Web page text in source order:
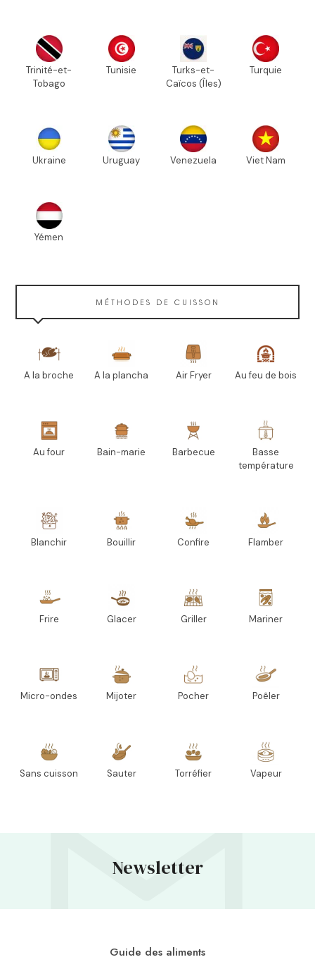
Trinité-et-
Tobago
Tunisie
Turks-et-
Caïcos (Îles)
Turquie
Ukraine Uruguay Venezuela Viet Nam
Yémen
MÉTHODES DE CUISSON
A la broche A la plancha Air Fryer Au feu de bois
Au four Bain-marie Barbecue
Basse
température
Blanchir Bouillir Confire Flamber
Frire Glacer Griller Mariner
Micro-ondes Mijoter Pocher Poêler
Sans cuisson Sauter Torréfier Vapeur
Newsletter
Guide des aliments